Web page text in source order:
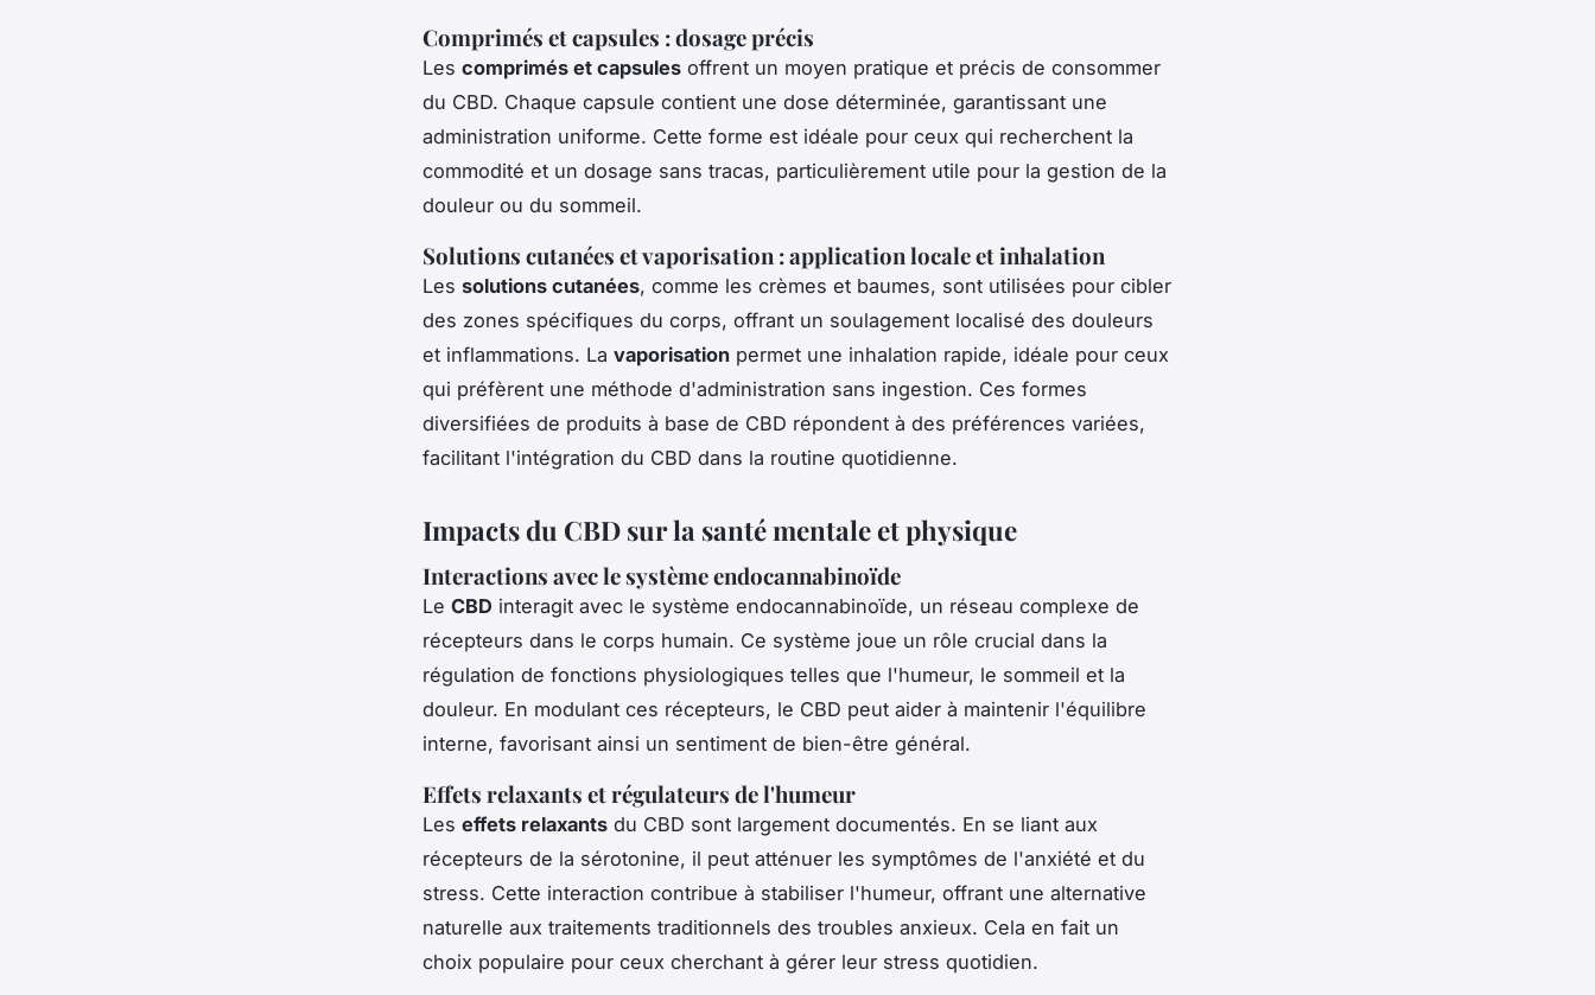
Comprimés et capsules : dosage précis
Les comprimés et capsules offrent un moyen pratique et précis de consommer
du CBD. Chaque capsule contient une dose déterminée, garantissant une
administration uniforme. Cette forme est idéale pour ceux qui recherchent la
commodité et un dosage sans tracas, particulièrement utile pour la gestion de la
douleur ou du sommeil.
Solutions cutanées et vaporisation : application locale et inhalation
Les solutions cutanées, comme les crèmes et baumes, sont utilisées pour cibler
des zones spécifiques du corps, offrant un soulagement localisé des douleurs
et inflammations. La vaporisation permet une inhalation rapide, idéale pour ceux
qui préfèrent une méthode d'administration sans ingestion. Ces formes
diversifiées de produits à base de CBD répondent à des préférences variées,
facilitant l'intégration du CBD dans la routine quotidienne.
Impacts du CBD sur la santé mentale et physique
Interactions avec le système endocannabinoïde
Le CBD interagit avec le système endocannabinoïde, un réseau complexe de
récepteurs dans le corps humain. Ce système joue un rôle crucial dans la
régulation de fonctions physiologiques telles que l'humeur, le sommeil et la
douleur. En modulant ces récepteurs, le CBD peut aider à maintenir l'équilibre
interne, favorisant ainsi un sentiment de bien-être général.
Effets relaxants et régulateurs de l'humeur
Les effets relaxants du CBD sont largement documentés. En se liant aux
récepteurs de la sérotonine, il peut atténuer les symptômes de l'anxiété et du
stress. Cette interaction contribue à stabiliser l'humeur, offrant une alternative
naturelle aux traitements traditionnels des troubles anxieux. Cela en fait un
choix populaire pour ceux cherchant à gérer leur stress quotidien.